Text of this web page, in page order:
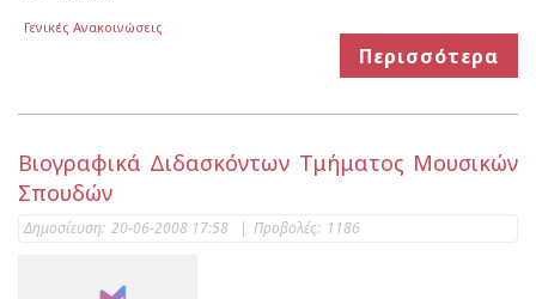
Γενικές Ανακοινώσεις
Περισσότερα
Βιογραφικά Διδασκόντων Τμήματος Μουσικών
Σπουδών
Δημοσίευση: 20-06-2008 17:58 | Προβολές: 1186